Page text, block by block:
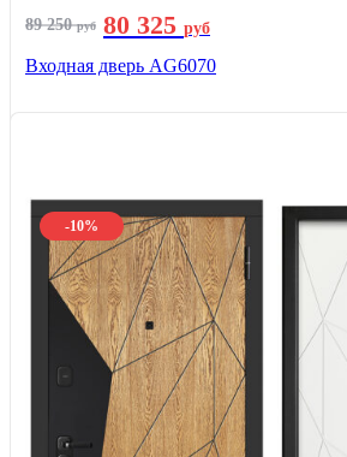
89 250руб 80 325 руб
Входная дверь AG6070
-10%